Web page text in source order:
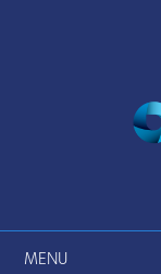
MENU